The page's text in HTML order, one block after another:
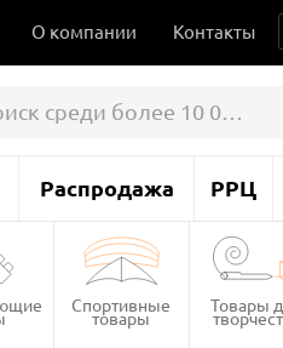
О компании Контакты
Распродажа РРЦ
Спортивные
товары
Товары